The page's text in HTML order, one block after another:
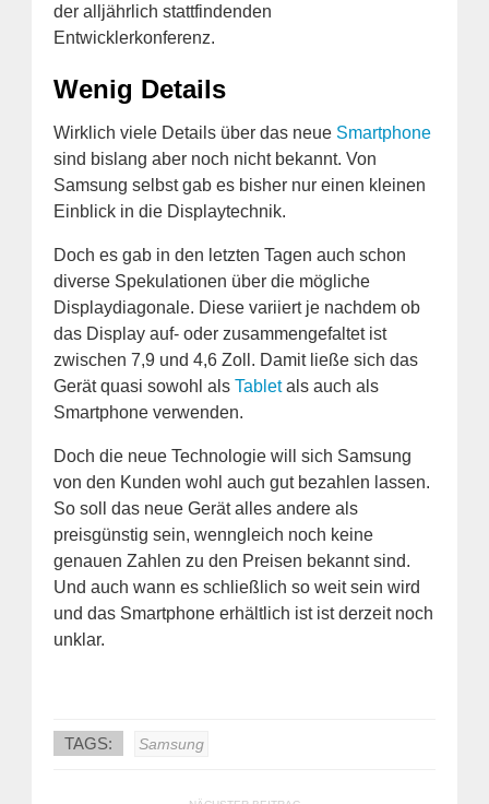
der alljährlich stattfindenden
Entwicklerkonferenz.
Wenig Details
Wirklich viele Details über das neue Smartphone
sind bislang aber noch nicht bekannt. Von
Samsung selbst gab es bisher nur einen kleinen
Einblick in die Displaytechnik.
Doch es gab in den letzten Tagen auch schon
diverse Spekulationen über die mögliche
Displaydiagonale. Diese variiert je nachdem ob
das Display auf- oder zusammengefaltet ist
zwischen 7,9 und 4,6 Zoll. Damit ließe sich das
Gerät quasi sowohl als Tabletals auch als
Smartphone verwenden.
Doch die neue Technologie will sich Samsung
von den Kunden wohl auch gut bezahlen lassen.
So soll das neue Gerät alles andere als
preisgünstig sein, wenngleich noch keine
genauen Zahlen zu den Preisen bekannt sind.
Und auch wann es schließlich so weit sein wird
und das Smartphone erhältlich ist ist derzeit noch
unklar.
TAGS: Samsung